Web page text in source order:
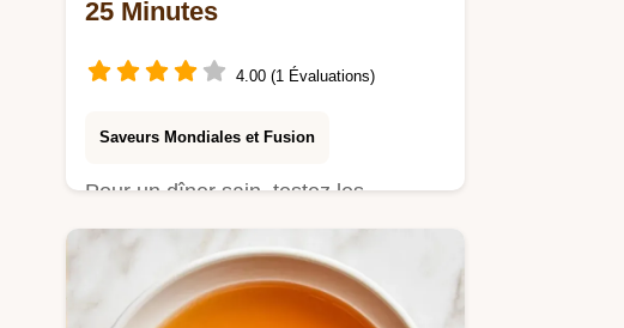
25 Minutes
4.00 (1 Évaluations)
Saveurs Mondiales et Fusion
Pour un dîner sain, testez les
Nouilles Soba Japonaises. Ce guide
détaillé de la recette vous…